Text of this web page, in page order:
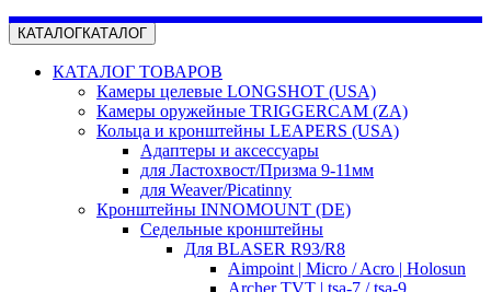
КАТАЛОГКАТАЛОГ
КАТАЛОГ ТОВАРОВ
Камеры целевые LONGSHOT (USA)
Камеры оружейные TRIGGERCAM (ZA)
Кольца и кронштейны LEAPERS (USA)
Адаптеры и аксессуары
для Ластохвост/Призма 9-11мм
для Weaver/Picatinny
Кронштейны INNOMOUNT (DE)
Седельные кронштейны
Для BLASER R93/R8
Aimpoint | Micro / Acro | Holosun
Archer TVT | tsa-7 / tsa-9